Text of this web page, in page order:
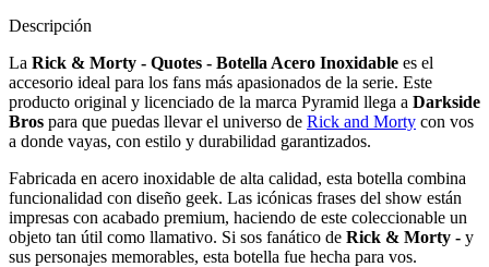
Descripción
La Rick & Morty - Quotes - Botella Acero Inoxidable es el
accesorio ideal para los fans más apasionados de la serie. Este
producto original y licenciado de la marca Pyramid llega a Darkside
Bros para que puedas llevar el universo de Rick and Morty con vos
a donde vayas, con estilo y durabilidad garantizados.
Fabricada en acero inoxidable de alta calidad, esta botella combina
funcionalidad con diseño geek. Las icónicas frases del show están
impresas con acabado premium, haciendo de este coleccionable un
objeto tan útil como llamativo. Si sos fanático de Rick & Morty - y
sus personajes memorables, esta botella fue hecha para vos.